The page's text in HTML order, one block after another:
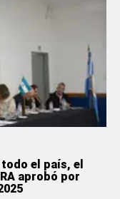
el país, el
aprobó por